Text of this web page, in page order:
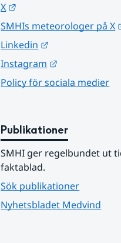
X
SMHIs meteorologer på X
Linkedin
Instagram
Policy för sociala medier
Publikationer
SMHI ger regelbundet ut
faktablad.
Sök publikationer
Nyhetsbladet Medvind